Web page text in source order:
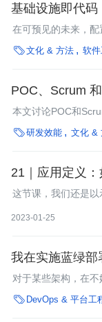
基础设施即代码
在可预见的未来，配
台以及良好的变更
文化 & 方法 软
POC、Scrum
本文讨论POC和
研发效能 文化 &
21｜应用定义
这节课，我们还是以
2023-01-25
我在实施蓝绿
对于某些架构，在不
 DevOps & 平台工